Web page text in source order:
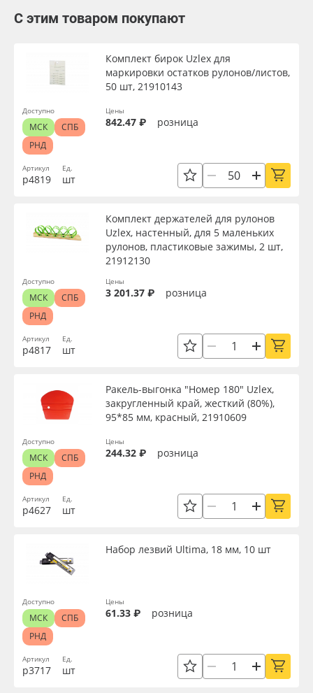
С этим товаром покупают
Артикул
р4819
Комплект бирок Uzlex для
маркировки остатков рулонов/листов,
50 шт, 21910143
Ед.
шт
Цены
842.47 ₽ розница
Доступно
МСК
СПБ
РНД
Артикул
р4817
Комплект держателей для рулонов
Uzlex, настенный, для 5 маленьких
рулонов, пластиковые зажимы, 2 шт,
21912130
Ед.
шт
Цены
3 201.37 ₽ розница
Доступно
МСК
СПБ
РНД
Артикул
р4627
Ракель-выгонка "Номер 180" Uzlex,
закругленный край, жесткий (80%),
95*85 мм, красный, 21910609
Ед.
шт
Цены
244.32 ₽ розница
Доступно
МСК
СПБ
РНД
Артикул
р3717
Набор лезвий Ultima, 18 мм, 10 шт
Ед.
шт
Цены
61.33 ₽ розница
Доступно
МСК
СПБ
РНД